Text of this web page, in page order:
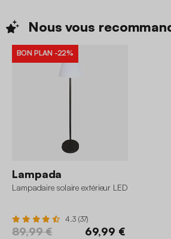
Nous vous
BON PLAN -22%
Lampada
Lampadaire solaire extérieur LED
4.3 (37)
89,99 € 69,99 €